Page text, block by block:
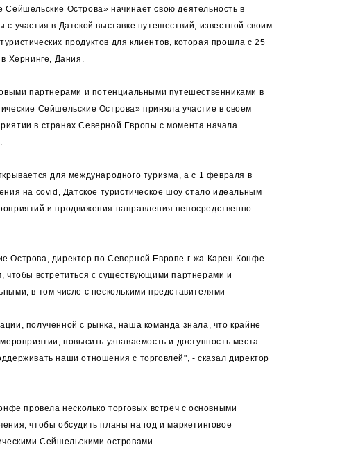
Сейшельские Острова» начинает свою деятельность в
участия в Датской выставке путешествий, известной своим
продуктов для клиентов, которая прошла с 25
Хернинге, Дания.
партнерами и потенциальными путешественниками в
Сейшельские Острова» приняла участие в своем
в странах Северной Европы с момента начала
для международного туризма, а с 1 февраля в
на covid, Датское туристическое шоу стало идеальным
и продвижения направления непосредственно
Острова, директор по Северной Европе г-жа Карен Конфе
чтобы встретиться с существующими партнерами и
в том числе с несколькими представителями
полученной с рынка, наша команда знала, что крайне
повысить узнаваемость и доступность места
наши отношения с торговлей", - сказал директор
провела несколько торговых встреч с основными
чтобы обсудить планы на год и маркетинговое
Сейшельскими островами.